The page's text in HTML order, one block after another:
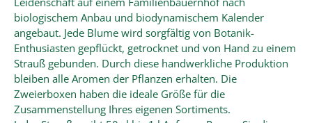
biologischem Anbau und biodynamischem Kalender
angebaut. Jede Blume wird sorgfältig von Botanik-
Enthusiasten gepflückt, getrocknet und von Hand zu einem
Strauß gebunden. Durch diese handwerkliche Produktion
bleiben alle Aromen der Pflanzen erhalten. Die
Zweierboxen haben die ideale Größe für die
Zusammenstellung Ihres eigenen Sortiments.